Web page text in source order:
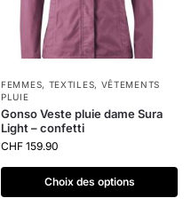
FEMMES, TEXTILES, VÊTEMENTS
PLUIE
Gonso Veste pluie dame Sura
Light – confetti
CHF 159.90
Choix des options